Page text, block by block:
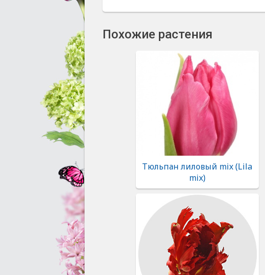
Похожие растения
Тюльпан лиловый mix (Lila
mix)